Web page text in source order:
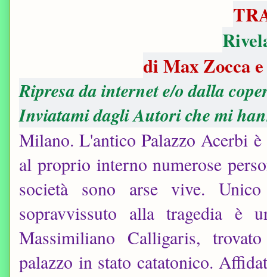
di Max Zocca
Ripresa da internet e/o dalla
Inviatami dagli Autori che mi
Milano. L'antico Palazzo Acerbi
al proprio interno numerose
società sono arse vive. Unico
sopravvissuto alla tragedia è
Massimiliano Calligaris,
palazzo in stato catatonico.